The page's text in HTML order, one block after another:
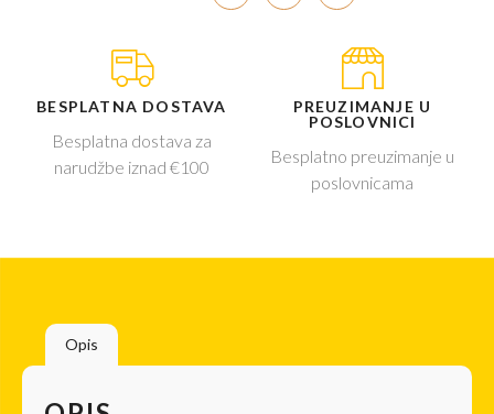
BESPLATNA DOSTAVA
Besplatna dostava za
narudžbe iznad €100
PREUZIMANJE U
POSLOVNICI
Besplatno preuzimanje u
poslovnicama
Opis